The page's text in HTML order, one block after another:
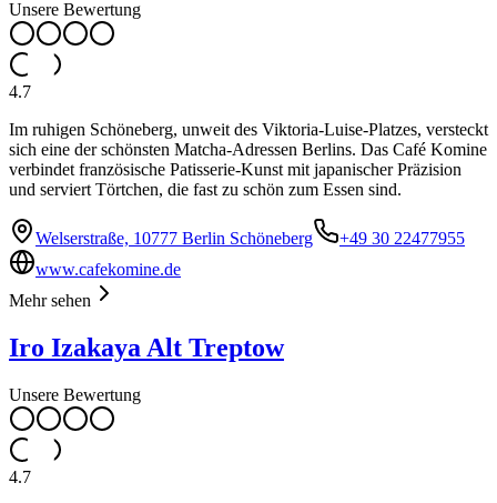
Unsere Bewertung
4.7
Im ruhigen Schöneberg, unweit des Viktoria-Luise-Platzes, versteckt
sich eine der schönsten Matcha-Adressen Berlins. Das Café Komine
verbindet französische Patisserie-Kunst mit japanischer Präzision
und serviert Törtchen, die fast zu schön zum Essen sind.
Welserstraße, 10777 Berlin Schöneberg
+49 30 22477955
www.cafekomine.de
Mehr sehen
Iro Izakaya Alt Treptow
Unsere Bewertung
4.7